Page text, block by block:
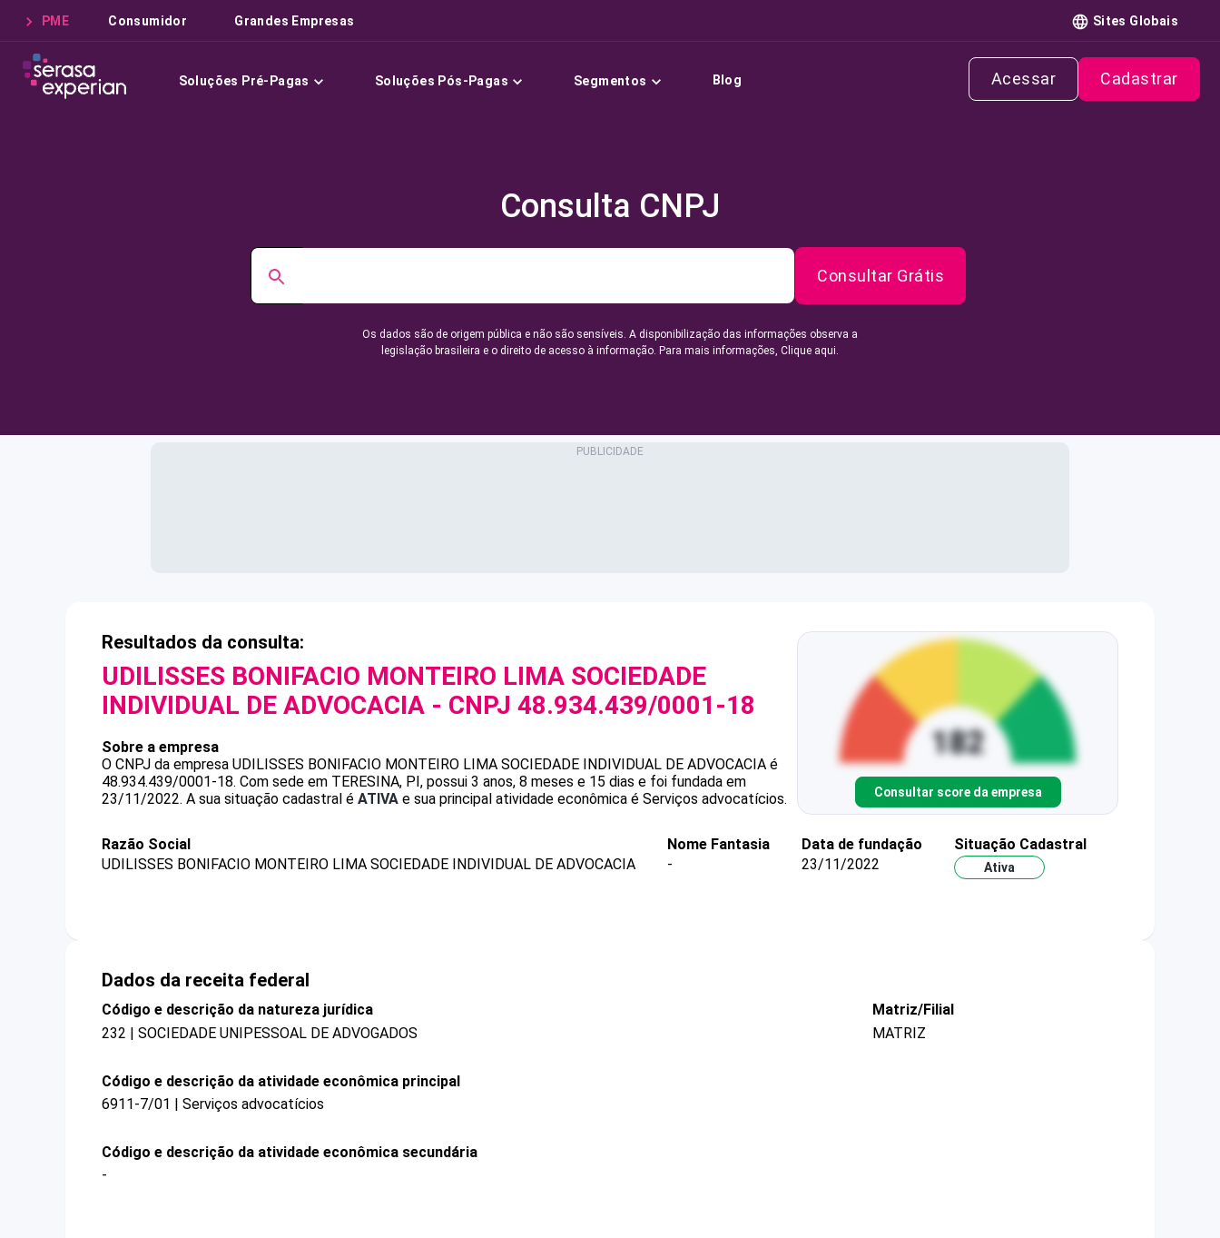
PME Consumidor Grandes Empresas Sites Globais
Soluções Pré-Pagas Soluções Pós-Pagas Segmentos Blog Acessar Cadastrar
Consulta CNPJ
Consultar Grátis
Os dados são de origem pública e não são sensíveis. A disponibilização das informações observa a
legislação brasileira e o direito de acesso à informação. Para mais informações, Clique aqui.
Resultados da consulta:
UDILISSES BONIFACIO MONTEIRO LIMA SOCIEDADE
INDIVIDUAL DE ADVOCACIA - CNPJ 48.934.439/0001-18
Sobre a empresa
O CNPJ da empresa UDILISSES BONIFACIO MONTEIRO LIMA SOCIEDADE INDIVIDUAL DE ADVOCACIA é
48.934.439/0001-18. Com sede em TERESINA, PI, possui 3 anos, 8 meses e 15 dias e foi fundada em
23/11/2022. A sua situação cadastral é ATIVA e sua principal atividade econômica é Serviços advocatícios. Consultar score da empresa
Razão Social
UDILISSES BONIFACIO MONTEIRO LIMA SOCIEDADE INDIVIDUAL DE ADVOCACIA
Nome Fantasia
-
Data de fundação
23/11/2022
Situação Cadastral
Ativa
Dados da receita federal
Código e descrição da natureza jurídica
232 | SOCIEDADE UNIPESSOAL DE ADVOGADOS
Matriz/Filial
MATRIZ
Código e descrição da atividade econômica principal
6911-7/01 | Serviços advocatícios
Código e descrição da atividade econômica secundária
-